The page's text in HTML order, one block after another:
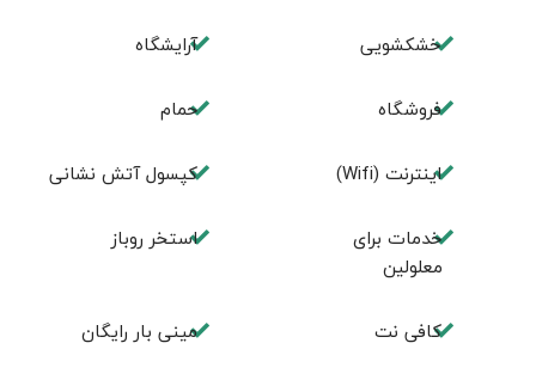
خشکشویی آرایشگاه
فروشگاه حمام
اينترنت (Wifi) کپسول آتش نشانی
خدمات برای
معلولین
استخر روباز
کافی نت مینی بار رایگان